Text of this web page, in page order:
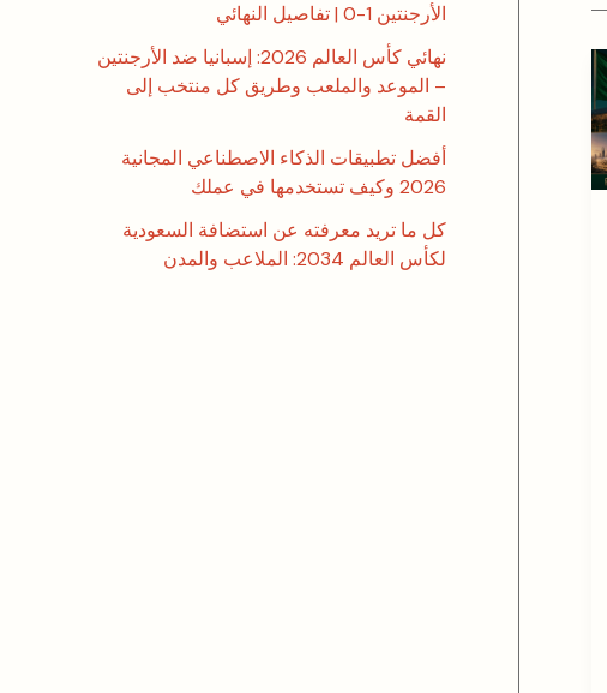
الأرجنتين 1-0 | تفاصيل النهائي
نهائي كأس العالم 2026: إسبانيا ضد الأرجنتين
– الموعد والملعب وطريق كل منتخب إلى
القمة
أفضل تطبيقات الذكاء الاصطناعي المجانية
2026 وكيف تستخدمها في عملك
كل ما تريد معرفته عن استضافة السعودية
لكأس العالم 2034: الملاعب والمدن